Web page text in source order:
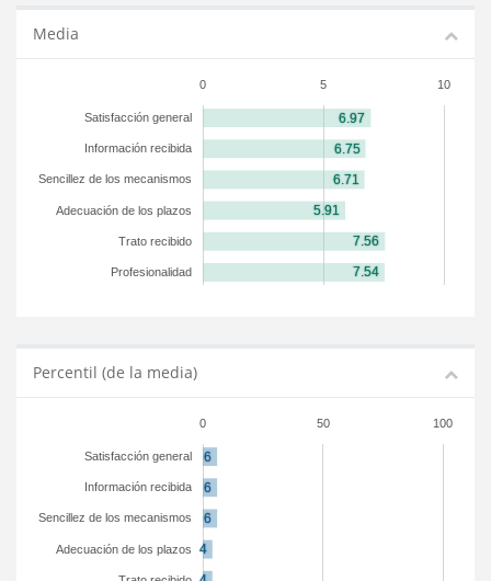
Media
0 5 10
Satisfacción general
Información recibida
Sencillez de los mecanismos
Adecuación de los plazos
Trato recibido
Profesionalidad
Percentil (de la media)
0 50 100
Satisfacción general
Información recibida
Sencillez de los mecanismos
Adecuación de los plazos